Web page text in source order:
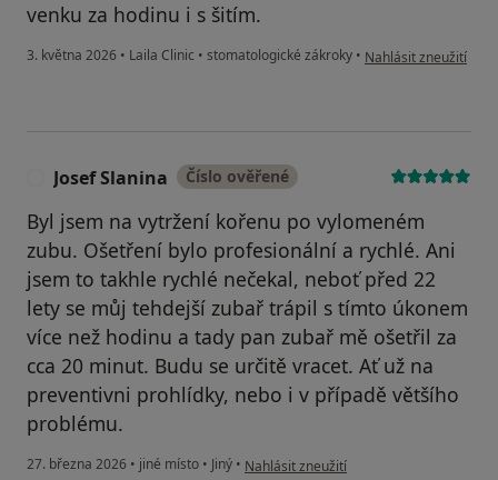
venku za hodinu i s šitím.
3. května 2026 • Laila Clinic • stomatologické zákroky • podle názoru
Nahlásit zneužití
Josef Slanina Číslo ověřené
Byl jsem na vytržení kořenu po vylomeném
zubu. Ošetření bylo profesionální a rychlé. Ani
jsem to takhle rychlé nečekal, neboť před 22
lety se můj tehdejší zubař trápil s tímto úkonem
více než hodinu a tady pan zubař mě ošetřil za
cca 20 minut. Budu se určitě vracet. Ať už na
preventivni prohlídky, nebo i v případě většího
problému.
27. března 2026 • jiné místo • Jiný • podle názoru uživatele Josef Slanina
Nahlásit zneužití